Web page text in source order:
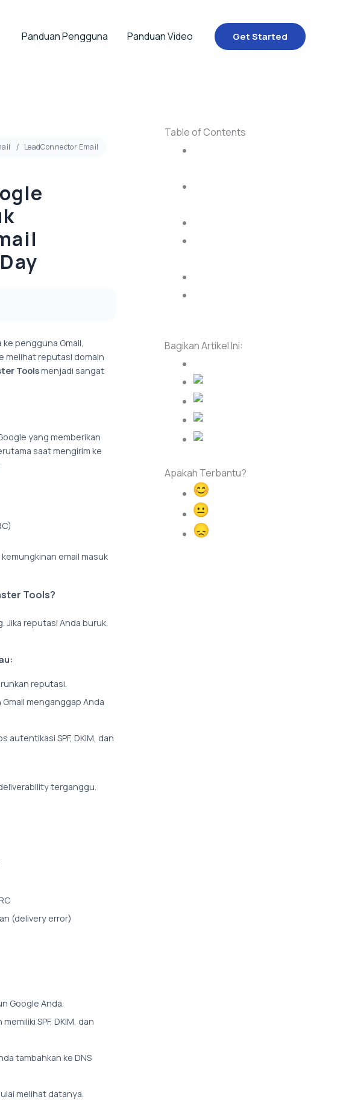
Panduan Pengguna Panduan Video Get Started
LeadConnector Email
pengguna Gmail,
melihat reputasi domain
Toolsmenjadi sangat
yang memberikan
saat mengirim ke
email masuk
Tools?
reputasi Anda buruk,
reputasi.
menganggap Anda
autentikasi SPF, DKIM, dan
terganggu.
(delivery error)
Google Anda.
SPF, DKIM, dan
tambahkan ke DNS
melihat datanya.
Table of Contents
Bagikan Artikel Ini:
Apakah Terbantu?